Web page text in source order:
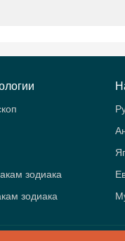
зодиака
зодиака